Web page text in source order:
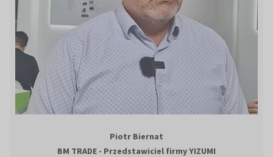
Piotr Biernat
BM TRADE - Przedstawiciel firmy YIZUMI